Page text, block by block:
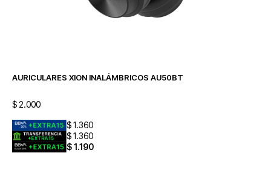
AURICULARES XION INALÁMBRICOS AU50BT
$ 2.000
$1.360
$1.360
$1.190